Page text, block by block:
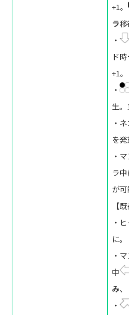
+1。
ラ移
・
ド時
+1。
・
生
・
を発
・
ラ中
が可
【
・
に。
・
中
み、
・